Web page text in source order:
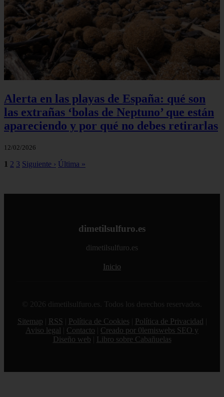
Alerta en las playas de España: qué son
las extrañas ‘bolas de Neptuno’ que están
apareciendo y por qué no debes retirarlas
12/02/2026
1 2 3 Siguiente › Última »
dimetilsulfuro.es
dimetilsulfuro.es
Inicio
© 2026 dimetilsulfuro.es. Todos los derechos reservados.
Sitemap
RSS Política de Cookies Política de Privacidad
Aviso legal
Contacto
Creado por 0lemiswebs SEO y
Diseño web
Libro sobre Cabañuelas